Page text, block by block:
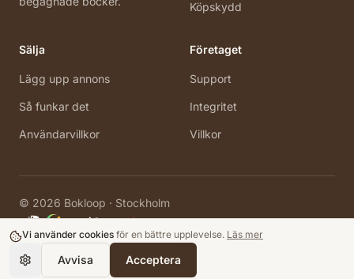
Köpskydd
Sälja
Lägg upp annons
Så funkar det
Användarvillkor
Företaget
Support
Integritet
Villkor
© 2026 Bokloop · Stockholm
Vi använder cookies för en bättre upplevelse. Läs mer
Avvisa Acceptera